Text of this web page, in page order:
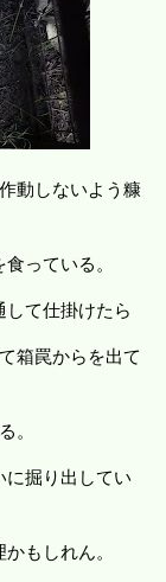
動しないよう糠
っている。
て仕掛けたら
箱罠からを出て
。
に掘り出してい
もしれん。